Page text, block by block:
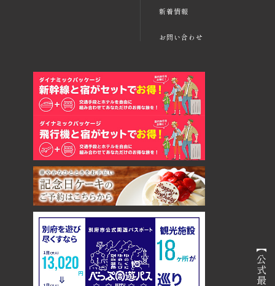
新着情報
お問い合わせ